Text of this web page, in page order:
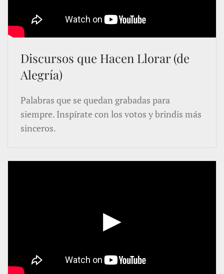
Discursos que Hacen Llorar (de
Alegría)
Palabras que se quedan grabadas para
siempre. Inspírate con los votos y brindis más
sinceros.